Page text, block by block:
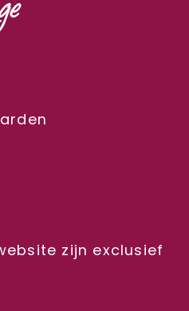
zijn exclusief